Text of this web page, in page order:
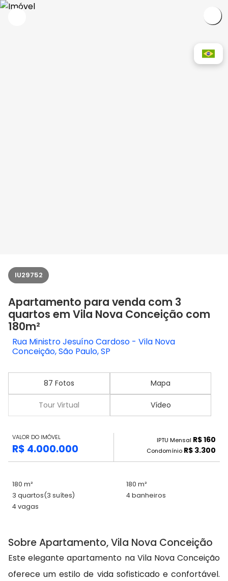
IU29752
Apartamento para venda com 3
quartos em Vila Nova Conceição com
180m²
Rua Ministro Jesuíno Cardoso - Vila Nova
Conceição, São Paulo, SP
87 Fotos Mapa
Tour Virtual Vídeo
VALOR DO IMÓVEL
R$ 4.000.000
IPTU Mensal R$ 160
Condomínio R$ 3.300
180 m²
180 m²
3 quartos(3 suítes)
4 banheiros
4 vagas
Sobre Apartamento, Vila Nova Conceição
Este elegante apartamento na Vila Nova Conceição
oferece um estilo de vida sofisticado e confortável.